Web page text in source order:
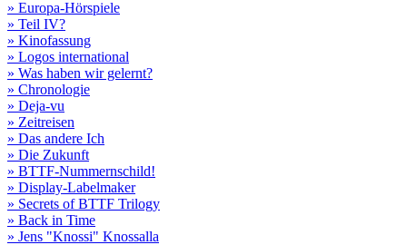
» Europa-Hörspiele
» Teil IV?
» Kinofassung
» Logos international
» Was haben wir gelernt?
» Chronologie
» Deja-vu
» Zeitreisen
» Das andere Ich
» Die Zukunft
» BTTF-Nummernschild!
» Display-Labelmaker
» Secrets of BTTF Trilogy
» Back in Time
» Jens "Knossi" Knossalla